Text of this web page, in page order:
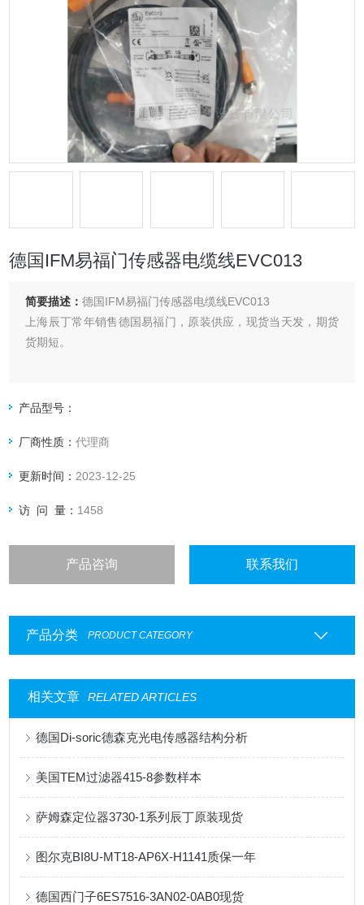
德国IFM易福门传感器电缆线EVC013
简要描述：德国IFM易福门传感器电缆线EVC013
上海辰丁常年销售德国易福门，原装供应，现货当天发，期货
货期短。
产品型号：
厂商性质：代理商
更新时间： 2023-12-25
访 问 量： 1458
产品咨询 联系我们
产品分类 PRODUCT CATEGORY
相关文章 RELATED ARTICLES
德国Di-soric德森克光电传感器结构分析
美国TEM过滤器415-8参数样本
萨姆森定位器3730-1系列辰丁原装现货
图尔克BI8U-MT18-AP6X-H1141质保一年
德国西门子6ES7516-3AN02-0AB0现货